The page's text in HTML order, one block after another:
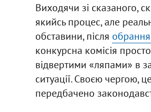
Виходячи зі сказаного,
якийсь процес, але
обставини, після
конкурсна комісія
відвертими «ляпами» в
ситуації. Своєю чергою,
передбачено